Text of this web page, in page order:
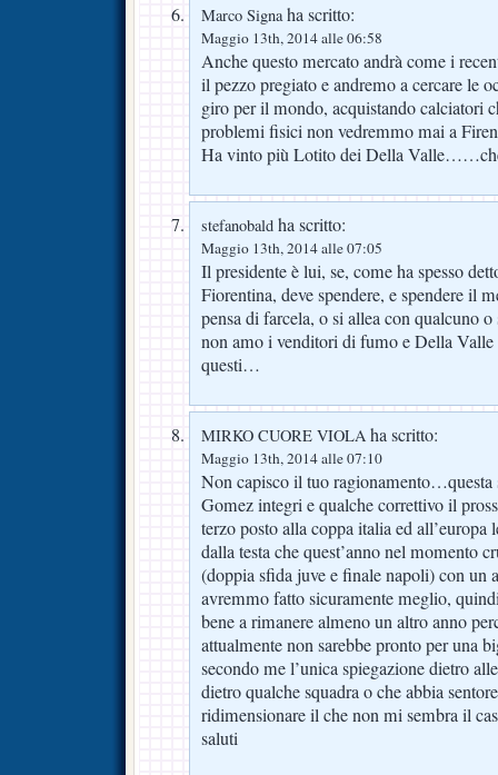
Marco Signaha scritto:
Maggio 13th, 2014 alle 06:58
Anche questo mercato andrà come i
il pezzo pregiato e andremo a cercare le
giro per il mondo, acquistando calciatori
problemi fisici non vedremmo mai a
Ha vinto più Lotito dei Della
stefanobald ha scritto:
Maggio 13th, 2014 alle 07:05
Il presidente è lui, se, come ha spesso
Fiorentina, deve spendere, e spendere il
pensa di farcela, o si allea con qualcuno
non amo i venditori di fumo e Della
questi…
MIRKO CUORE VIOLA ha scritto:
Maggio 13th, 2014 alle 07:10
Non capisco il tuo ragionamento…questa
Gomez integri e qualche correttivo il
terzo posto alla coppa italia ed all’europa
dalla testa che quest’anno nel momento
(doppia sfida juve e finale napoli) con un
avremmo fatto sicuramente meglio,
bene a rimanere almeno un altro anno
attualmente non sarebbe pronto per una
secondo me l’unica spiegazione dietro
dietro qualche squadra o che abbia
ridimensionare il che non mi sembra il
saluti